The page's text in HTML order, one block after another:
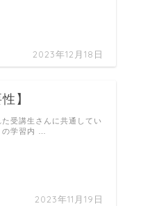
2023年12月18日
】
2023年11月19日
受講生さんに共通してい
学習内 …